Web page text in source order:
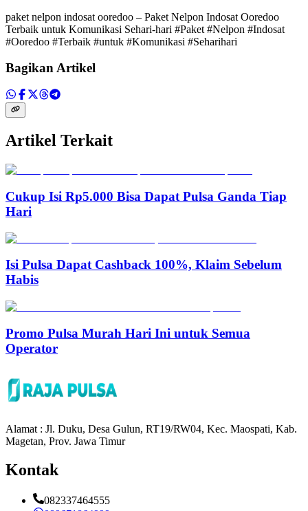
paket nelpon indosat ooredoo – Paket Nelpon Indosat Ooredoo
Terbaik untuk Komunikasi Sehari-hari #Paket #Nelpon #Indosat
#Ooredoo #Terbaik #untuk #Komunikasi #Seharihari
Bagikan Artikel
Artikel Terkait
Cukup Isi Rp5.000 Bisa Dapat Pulsa Ganda Tiap
Hari
Isi Pulsa Dapat Cashback 100%, Klaim Sebelum
Habis
Promo Pulsa Murah Hari Ini untuk Semua
Operator
Alamat : Jl. Duku, Desa Gulun, RT19/RW04, Kec. Maospati, Kab.
Magetan, Prov. Jawa Timur
Kontak
082337464555